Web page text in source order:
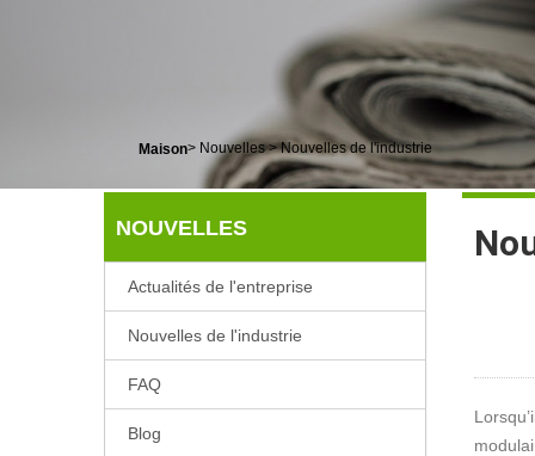
Maison> Nouvelles > Nouvelles de l'industrie
NOUVELLES
Actualités de l'entreprise
Nouvelles de l'industrie
FAQ
Blog